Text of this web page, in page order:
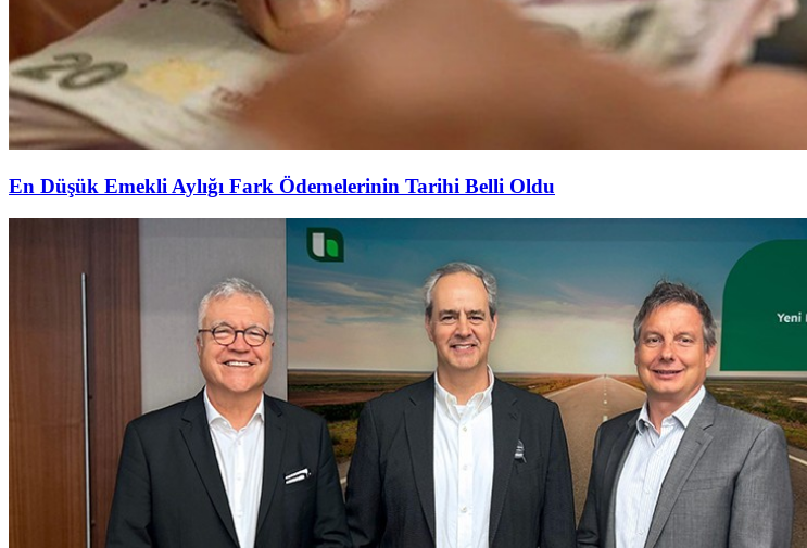
En Düşük Emekli Aylığı Fark Ödemelerinin Tarihi Belli Oldu